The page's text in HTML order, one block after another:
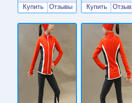
Купить
Отзывы
Купить